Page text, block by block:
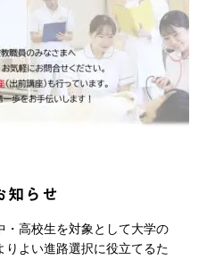
知らせ
・高校生を対象として大学の
りよい進路選択に役立てるた